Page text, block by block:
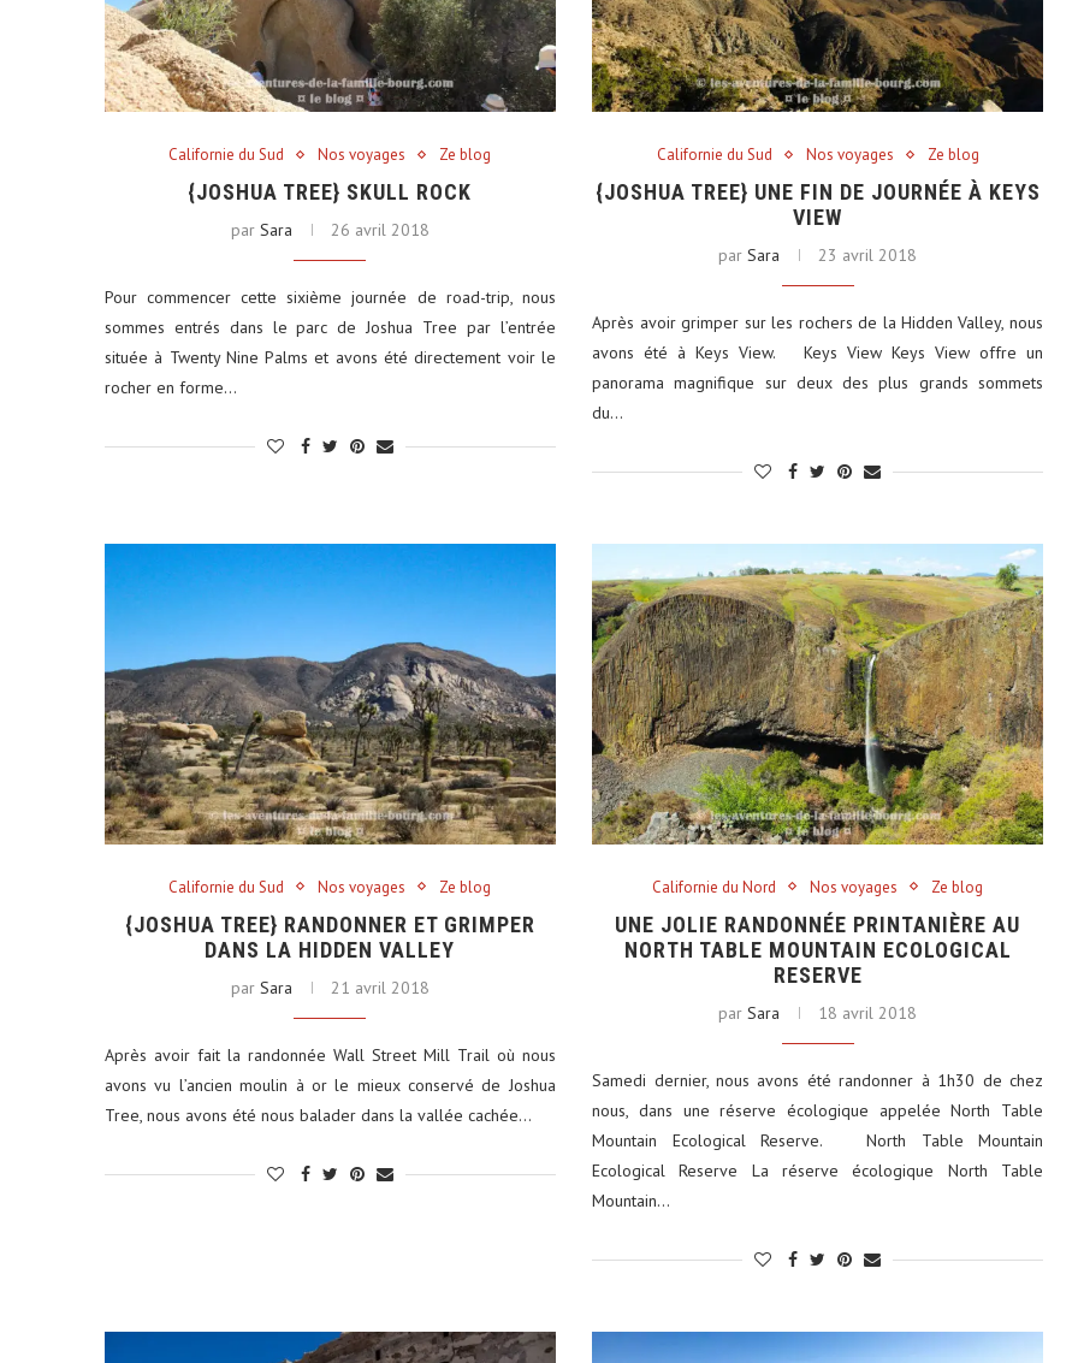
Californie du Sud Nos voyages Ze blog
{JOSHUA TREE} SKULL ROCK
par Sara 26 avril 2018
Pour commencer cette sixième journée de road-trip, nous
sommes entrés dans le parc de Joshua Tree par l’entrée
située à Twenty Nine Palms et avons été directement voir le
rocher en forme…
Californie du Sud Nos voyages Ze blog
{JOSHUA TREE} UNE FIN DE JOURNÉE À KEYS
VIEW
parSara 23 avril 2018
Après avoir grimper sur les rochers de la Hidden Valley, nous
avons été à Keys View. Keys View Keys View offre un
panorama magnifique sur deux des plus grands sommets
du…
Californie du Sud Nos voyages Ze blog
{JOSHUA TREE} RANDONNER ET GRIMPER
DANS LA HIDDEN VALLEY
par Sara 21 avril 2018
Après avoir fait la randonnée Wall Street Mill Trail où nous
avons vu l’ancien moulin à or le mieux conservé de Joshua
Tree, nous avons été nous balader dans la vallée cachée…
Californie du Nord Nos voyages Ze blog
UNE JOLIE RANDONNÉE PRINTANIÈRE AU
NORTH TABLE MOUNTAIN ECOLOGICAL
RESERVE
parSara 18 avril 2018
Samedi dernier, nous avons été randonner à 1h30 de chez
nous, dans une réserve écologique appelée North Table
Mountain Ecological Reserve. North Table Mountain
Ecological Reserve La réserve écologique North Table
Mountain…